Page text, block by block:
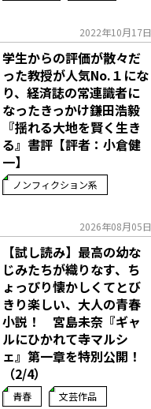
2022年10月17日
学生からの評価が散々だ
った教授が人気No.１にな
り、経済誌の常連識者に
なったきっかけ――鎌田浩毅
『揺れる大地を賢く生き
る』書評【評者：小倉健
一】
ノンフィクション系
2026年08月05日
【試し読み】最高の幼な
じみたちが織りなす、ち
ょっぴり懐かしくてとび
きり楽しい、大人の青春
小説！ 宮島未奈『ギャ
ルにひかれて寺マルシ
ェ』第一章を特別公開！
（2/4）
青春 文芸作品